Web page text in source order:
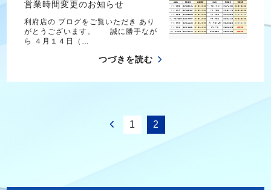
営業時間変更のお知らせ
利府店の ブログをご覧いただき あり
がとうございます。 誠に勝手なが
ら ４月１４日（…
つづきを読む
1 2